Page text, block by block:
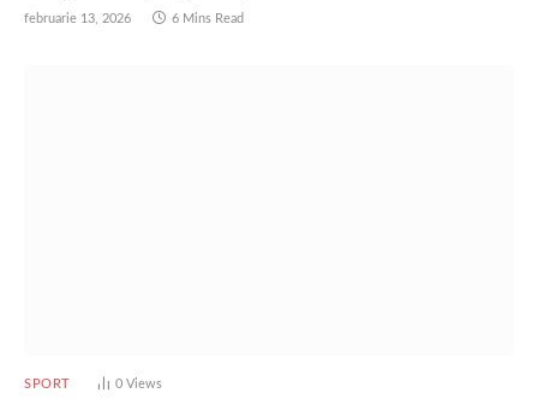
februarie 13, 2026 6 Mins Read
SPORT 0 Views